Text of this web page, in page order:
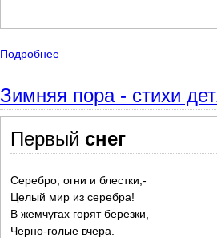
Подробнее
Зимняя пора - стихи
Первый снег
Серебро, огни и блестки,-
Целый мир из серебра!
В жемчугах горят березки,
Черно-голые вчера.